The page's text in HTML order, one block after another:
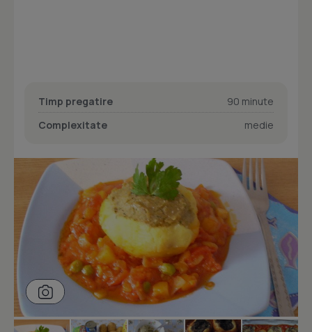
Timp pregatire
90 minute
Complexitate
medie